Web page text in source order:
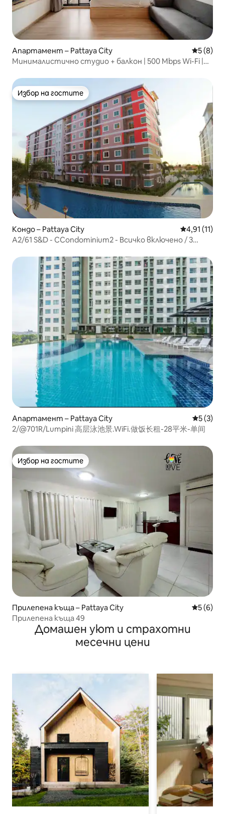
Апартамент – Pattaya City Средна
5 (8)
Минималистично студио + балкон | 500 Mbps Wi-Fi |
Избор на гостите
Избор на гостите
Кондо – Pattaya City Средна
4,91 (11)
A2/61 S&D - CCondominium2 - Всичко включено / 3
Апартамент – Pattaya City Средна
5 (3)
2/@701R/Lumpini 高层泳池景.WiFi.做饭长租-28平米-单间
Избор на гостите
Избор на гостите
Прилепена къща – Pattaya City Средна
5 (6)
Прилепена къща 49
Домашен уют и страхотни
месечни цени